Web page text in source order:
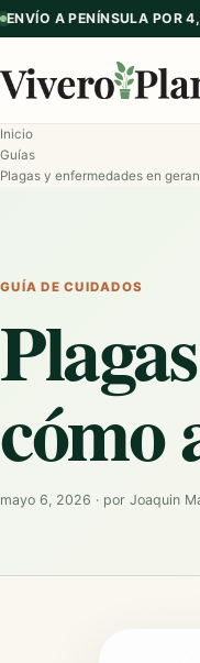
ENVÍO A PENÍNSULA POR
Inicio
Guías
Plagas y enfermedades en
GUÍA DE CUIDADOS
cómo
mayo 6, 2026 · por Joaquin